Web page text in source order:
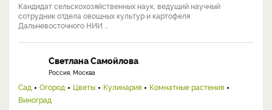
Кандидат сельскохозяйственных наук, ведущий научный
сотрудник отдела овощных культур и картофеля
Дальневосточного НИИ ...
Светлана Самойлова
Россия, Москва
Сад Огород Цветы Кулинария
Комнатные растения
Виноград